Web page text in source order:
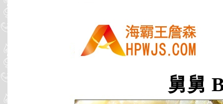
舅舅